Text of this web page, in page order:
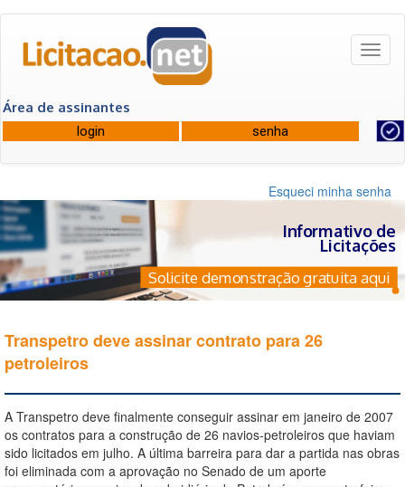
Área de assinantes
Esqueci minha senha
Informativo de
Licitações
Solicite demonstração gratuita aqui
Transpetro deve assinar contrato para 26
petroleiros
A Transpetro deve finalmente conseguir assinar em janeiro de 2007
os contratos para a construção de 26 navios-petroleiros que haviam
sido licitados em julho. A última barreira para dar a partida nas obras
foi eliminada com a aprovação no Senado de um aporte